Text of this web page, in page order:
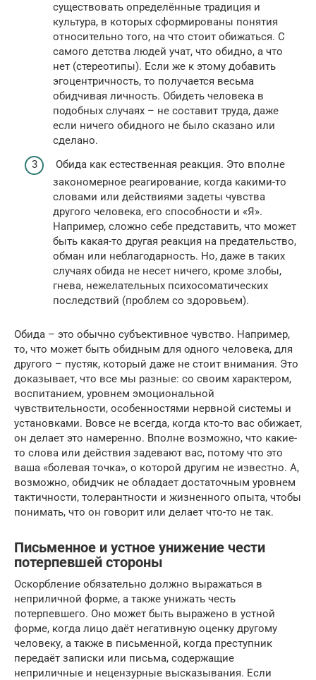
существовать определённые традиция и
культура, в которых сформированы понятия
относительно того, на что стоит обижаться. С
самого детства людей учат, что обидно, а что
нет (стереотипы). Если же к этому добавить
эгоцентричность, то получается весьма
обидчивая личность. Обидеть человека в
подобных случаях – не составит труда, даже
если ничего обидного не было сказано или
сделано.
Обида как естественная реакция. Это вполне
закономерное реагирование, когда какими-то
словами или действиями задеты чувства
другого человека, его способности и «Я».
Например, сложно себе представить, что может
быть какая-то другая реакция на предательство,
обман или неблагодарность. Но, даже в таких
случаях обида не несет ничего, кроме злобы,
гнева, нежелательных психосоматических
последствий (проблем со здоровьем).
Обида – это обычно субъективное чувство. Например,
то, что может быть обидным для одного человека, для
другого – пустяк, который даже не стоит внимания. Это
доказывает, что все мы разные: со своим характером,
воспитанием, уровнем эмоциональной
чувствительности, особенностями нервной системы и
установками. Вовсе не всегда, когда кто-то вас обижает,
он делает это намеренно. Вполне возможно, что какие-
то слова или действия задевают вас, потому что это
ваша «болевая точка», о которой другим не известно. А,
возможно, обидчик не обладает достаточным уровнем
тактичности, толерантности и жизненного опыта, чтобы
понимать, что он говорит или делает что-то не так.
Письменное и устное унижение чести
потерпевшей стороны
Оскорбление обязательно должно выражаться в
неприличной форме, а также унижать честь
потерпевшего. Оно может быть выражено в устной
форме, когда лицо даёт негативную оценку другому
человеку, а также в письменной, когда преступник
передаёт записки или письма, содержащие
неприличные и нецензурные высказывания. Если